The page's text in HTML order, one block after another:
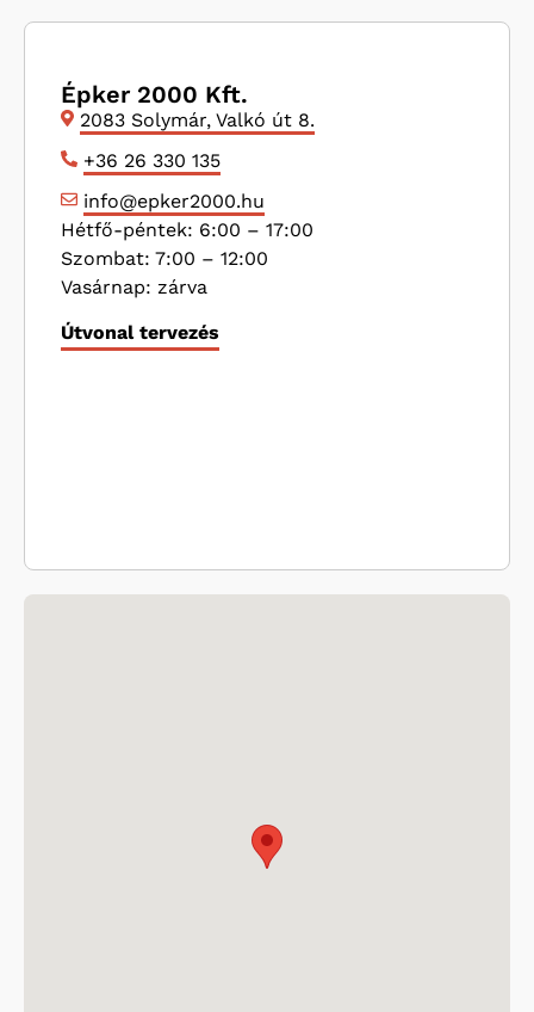
Épker 2000 Kft.
2083 Solymár, Valkó út 8.
+36 26 330 135
info@epker2000.hu
Hétfő-péntek: 6:00 – 17:00
Szombat: 7:00 – 12:00
Vasárnap: zárva
Útvonal tervezés